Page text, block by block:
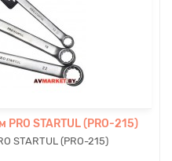
STARTUL (PRO-215)
STARTUL (PRO-215)